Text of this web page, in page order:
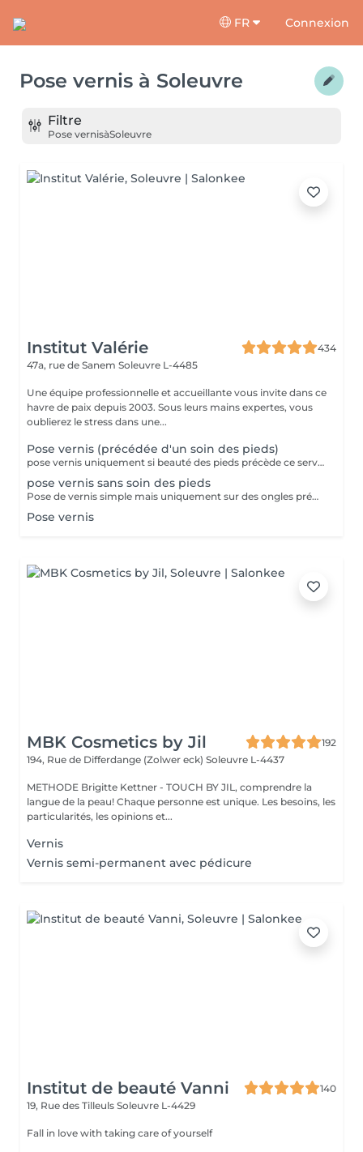
FR Connexion
Pose vernis à Soleuvre
Filtre
Pose vernisàSoleuvre
Institut Valérie
434
47a, rue de Sanem Soleuvre L-4485
Une équipe professionnelle et accueillante vous invite dans ce
havre de paix depuis 2003. Sous leurs mains expertes, vous
oublierez le stress dans une...
Pose vernis (précédée d'un soin des pieds)
pose vernis uniquement si beauté des pieds précède ce service!!
pose vernis sans soin des pieds
Pose de vernis simple mais uniquement sur des ongles préparés par vos soins
Pose vernis
MBK Cosmetics by Jil
192
194, Rue de Differdange (Zolwer eck) Soleuvre L-4437
METHODE Brigitte Kettner - TOUCH BY JIL, comprendre la
langue de la peau! Chaque personne est unique. Les besoins, les
particularités, les opinions et...
Vernis
Vernis semi-permanent avec pédicure
Institut de beauté Vanni
140
19, Rue des Tilleuls Soleuvre L-4429
Fall in love with taking care of yourself